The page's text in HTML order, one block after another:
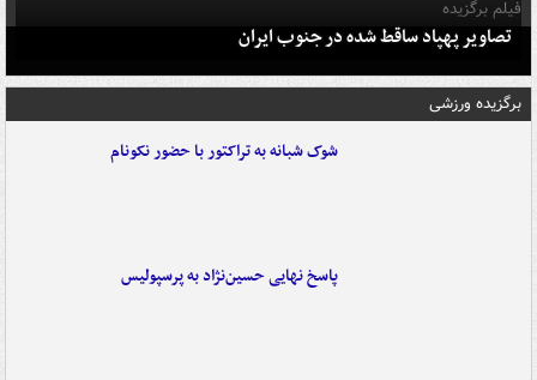
فیلم برگزیده
تصاویر پهپاد ساقط شده در جنوب ایران
برگزیده ورزشی
شوک شبانه به تراکتور با حضور نکونام
پاسخ نهایی حسین‌نژاد به پرسپولیس